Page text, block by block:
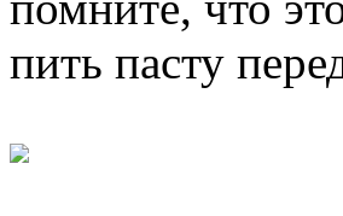
пить пасту